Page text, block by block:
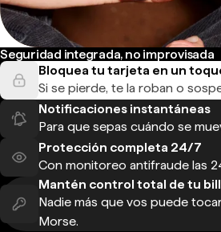
Seguridad integrada, no improvisada
Bloquea tu tarjeta en un
Si se pierde, te la roban o
Notificaciones instantáneas
Para que sepas cuándo se
Protección completa 24/7
Con monitoreo antifraude las
Mantén control total de tu
Nadie más que vos puede
Morse.